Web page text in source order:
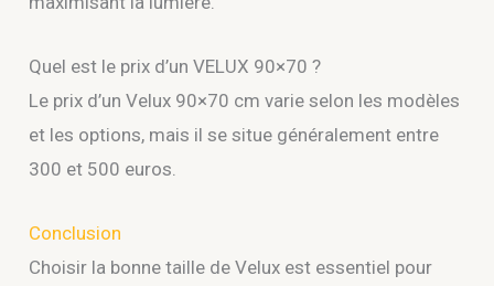
Quel est le prix d’un VELUX 90×70 ?
Le prix d’un Velux 90×70 cm varie selon les modèles
et les options, mais il se situe généralement entre
300 et 500 euros.
Conclusion
Choisir la bonne taille de Velux est essentiel pour